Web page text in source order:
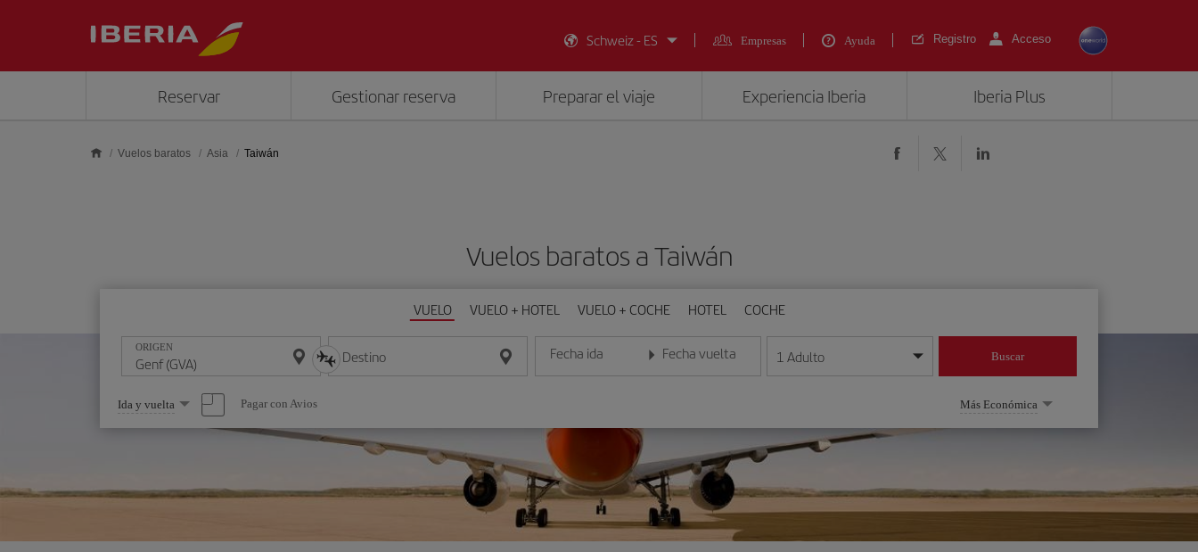
Schweiz - ES
Empresas Ayuda Registro Acceso
Reservar Gestionar reserva Preparar el viaje Experiencia Iberia Iberia Plus
Vuelos baratos Asia Taiwán
Vuelos baratos a Taiwán
VUELO VUELO + HOTEL VUELO + COCHE HOTEL COCHE
ORIGEN Destino Fecha ida
Introduce la fecha en formato día/mes/año
Fecha vuelta
Introduce la fecha en formato día/mes/año
1 Adulto Buscar
Seleccione
una
opción
Ida y vuelta Pagar con Avios Más Económica